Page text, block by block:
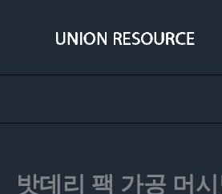
밧데리 팩 가공 머